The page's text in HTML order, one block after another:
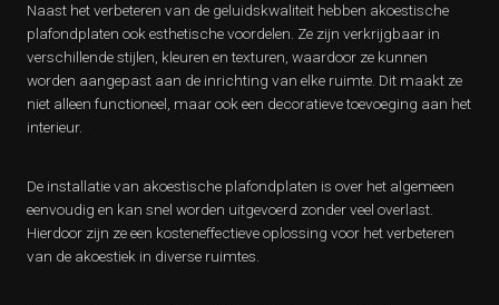
Naast het verbeteren van de geluidskwaliteit hebben akoestische
plafondplaten ook esthetische voordelen. Ze zijn verkrijgbaar in
verschillende stijlen, kleuren en texturen, waardoor ze kunnen
worden aangepast aan de inrichting van elke ruimte. Dit maakt ze
niet alleen functioneel, maar ook een decoratieve toevoeging aan het
interieur.
De installatie van akoestische plafondplaten is over het algemeen
eenvoudig en kan snel worden uitgevoerd zonder veel overlast.
Hierdoor zijn ze een kosteneffectieve oplossing voor het verbeteren
van de akoestiek in diverse ruimtes.